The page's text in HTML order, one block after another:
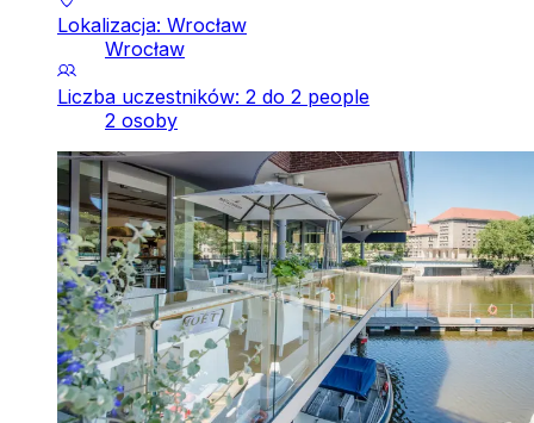
Lokalizacja: Wrocław
Wrocław
Liczba uczestników: 2 do 2 people
2 osoby